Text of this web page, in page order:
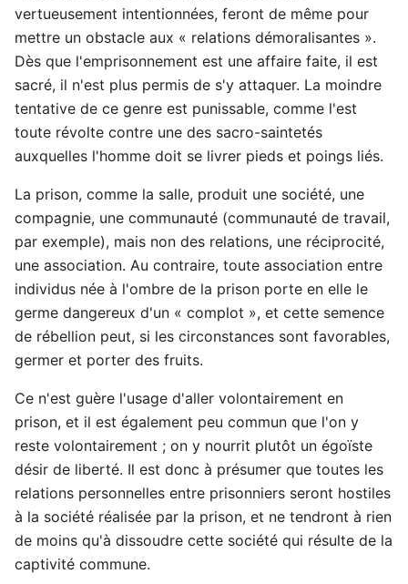
vertueusement intentionnées, feront de même pour
mettre un obstacle aux « relations démoralisantes ».
Dès que l'emprisonnement est une affaire faite, il est
sacré, il n'est plus permis de s'y attaquer. La moindre
tentative de ce genre est punissable, comme l'est
toute révolte contre une des sacro-saintetés
auxquelles l'homme doit se livrer pieds et poings liés.
La prison, comme la salle, produit une société, une
compagnie, une communauté (communauté de travail,
par exemple), mais non des relations, une réciprocité,
une association. Au contraire, toute association entre
individus née à l'ombre de la prison porte en elle le
germe dangereux d'un « complot », et cette semence
de rébellion peut, si les circonstances sont favorables,
germer et porter des fruits.
Ce n'est guère l'usage d'aller volontairement en
prison, et il est également peu commun que l'on y
reste volontairement ; on y nourrit plutôt un égoïste
désir de liberté. Il est donc à présumer que toutes les
relations personnelles entre prisonniers seront hostiles
à la société réalisée par la prison, et ne tendront à rien
de moins qu'à dissoudre cette société qui résulte de la
captivité commune.